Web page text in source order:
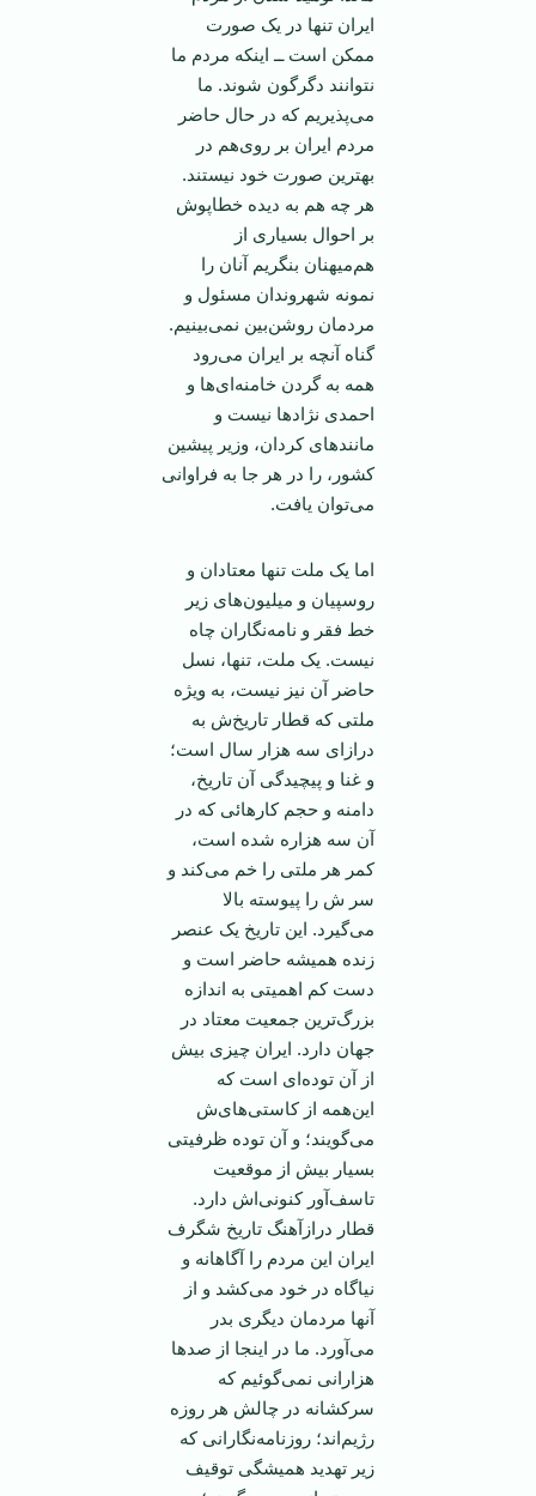
ایران تنها در یک صورت
ممکن است ــ اینکه مردم ما
نتوانند دگرگون شوند. ما
می‌پذیریم که در حال حاضر
مردم ایران بر روی‌هم در
بهترین صورت خود نیستند.
هر چه هم به دیده خطا‌پوش
بر احوال بسیاری از
هم‌میهنان بنگریم آنان را
نمونه شهروندان مسئول و
مردمان روشن‌بین نمی‌بینیم.
گناه آنچه بر ایران می‌رود
همه به گردن خامنه‌ای‌ها و
احمدی نژاد‌ها نیست و
مانند‌های کردان، وزیر پیشین
کشور، را در هر جا به فراوانی
می‌توان یافت.
اما یک ملت تنها معتادان و
روسپیان و میلیون‌های زیر
خط فقر و نامه‌نگاران چاه
نیست. یک ملت، تنها، نسل
حاضر آن نیز نیست، به ویژه
ملتی که قطار تاریخ‌ش به
درازای سه هزار سال است؛
و غنا و پیچیدگی آن تاریخ،
دامنه و حجم کار‌هائی که در
آن سه هزاره شده است،
کمر هر ملتی را خم می‌کند و
سر ش را پیوسته بالا
می‌گیرد. این تاریخ یک عنصر
زنده همیشه حاضر است و
دست کم اهمیتی به اندازه
بزرگ‌ترین جمعیت معتاد در
جهان دارد. ایران چیزی بیش
از آن توده‌ای است که
این‌همه از کاستی‌های‌ش
می‌گویند؛ و آن توده ظرفیتی
بسیار بیش از موقعیت
تاسف‌آور کنونی‌اش دارد.
قطار دراز‌آهنگ تاریخ شگرف
ایران این مردم را آگاهانه و
نیاگاه در خود می‌کشد و از
آنها مردمان دیگری بدر
می‌آورد. ما در اینجا از صد‌ها
هزارانی نمی‌گوئیم که
سرکشانه در چالش هر روزه
رژیم‌اند؛ روزنامه‌نگارانی که
زیر تهدید همیشگی توقیف